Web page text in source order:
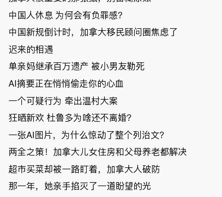
骗光2万美
元，还被卷
入跨国刑案
账户遭封！
中心被刺身
亡；
中国人休息 为何会有负罪感？
中国新规倒计时，加拿大移民顾问圈焦虑了
迟来的相遇
单亲妈继承百万遗产 被小男友勒死
AI摘要正在悄悄偷走你的心血
一个可疑行为 牵出温村大案
狂晒新欢 杜鲁多为啥还不离婚？
一张AI图片，为什么惊动了整个列治文？
两全之策！加拿大儿女住房和父母养老都解决
超市买菜却被一路盯着，加拿大人破防
那一年，她亲手掐灭了一道盼望的光